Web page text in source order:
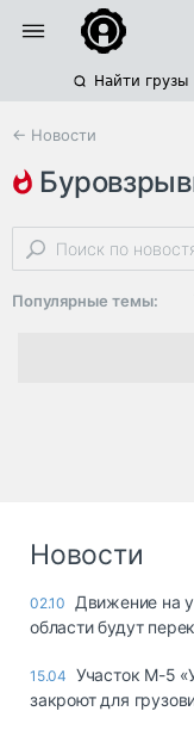
Найти грузы
← Новости
ограничение движения
Популярные темы:
Новости
02.10
Движение на
области будут
15.04 Участок М-5
закроют для